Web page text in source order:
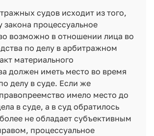
судов исходит из того,
закона процессуальное
возможно в отношении лица во
по делу в арбитражном
материального
должен иметь место во время
делу в суде. Если же
имело место до
в суде, а в суд обратилось
не обладает субъективным
процессуальное